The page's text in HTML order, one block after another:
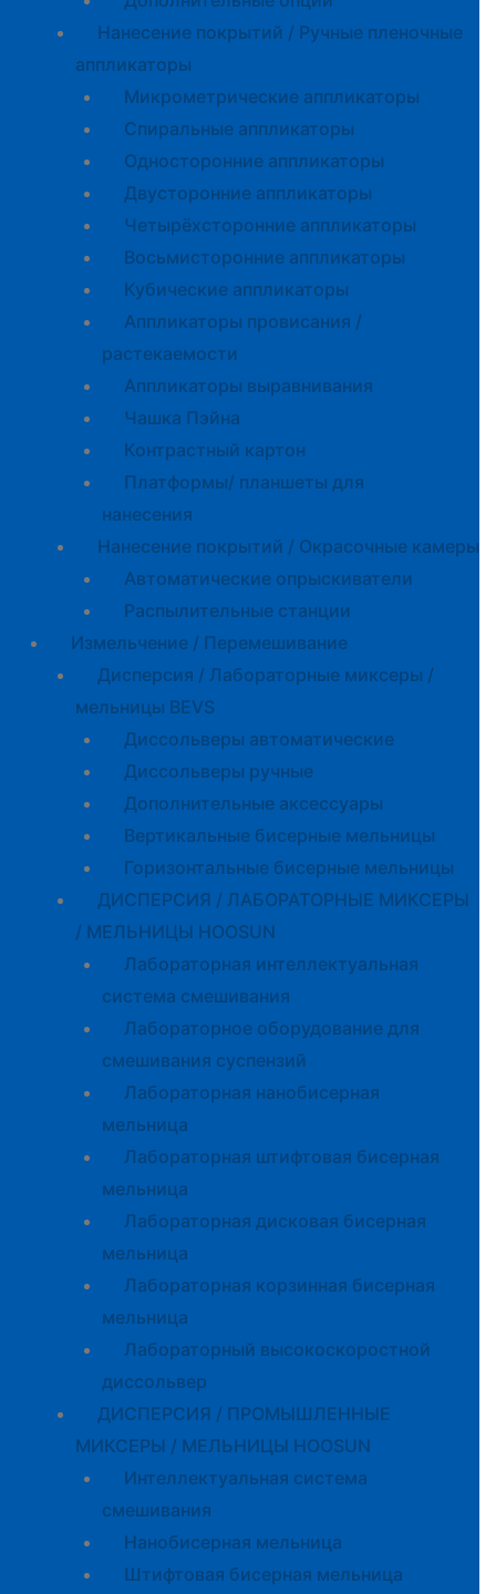
Нанесение покрытий / Ручные пленочные
аппликаторы
Микрометрические аппликаторы
Спиральные аппликаторы
Односторонние аппликаторы
Двусторонние аппликаторы
Четырёхсторонние аппликаторы
Восьмисторонние аппликаторы
Кубические аппликаторы
Аппликаторы провисания /
растекаемости
Аппликаторы выравнивания
Чашка Пэйна
Контрастный картон
Платформы/ планшеты для
нанесения
Нанесение покрытий / Окрасочные камеры
Автоматические опрыскиватели
Распылительные станции
Измельчение / Перемешивание
Дисперсия / Лабораторные миксеры /
мельницы BEVS
Диссольверы автоматические
Диссольверы ручные
Дополнительные аксессуары
Вертикальные бисерные мельницы
Горизонтальные бисерные мельницы
ДИСПЕРСИЯ / ЛАБОРАТОРНЫЕ МИКСЕРЫ
/ МЕЛЬНИЦЫ HOOSUN
Лабораторная интеллектуальная
система смешивания
Лабораторное оборудование для
смешивания суспензий
Лабораторная нанобисерная
мельница
Лабораторная штифтовая бисерная
мельница
Лабораторная дисковая бисерная
мельница
Лабораторная корзинная бисерная
мельница
Лабораторный высокоскоростной
диссольвер
ДИСПЕРСИЯ / ПРОМЫШЛЕННЫЕ
МИКСЕРЫ / МЕЛЬНИЦЫ HOOSUN
Интеллектуальная система
смешивания
Нанобисерная мельница
Штифтовая бисерная мельница